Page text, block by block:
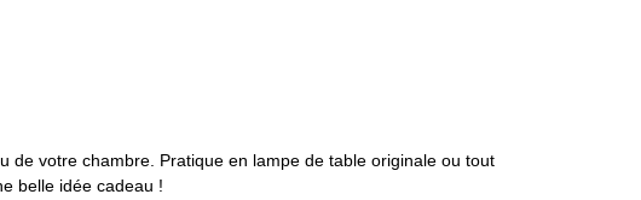
votre chambre. Pratique en lampe de table originale ou tout
belle idée cadeau !